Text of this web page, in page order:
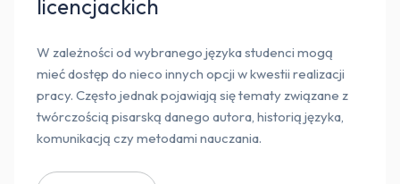
licencjackich
W zależności od wybranego języka studenci mogą
mieć dostęp do nieco innych opcji w kwestii realizacji
pracy. Często jednak pojawiają się tematy związane z
twórczością pisarską danego autora, historią języka,
komunikacją czy metodami nauczania.